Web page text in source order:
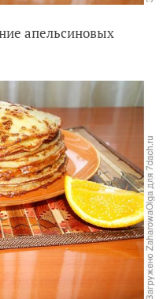
апельсиновых